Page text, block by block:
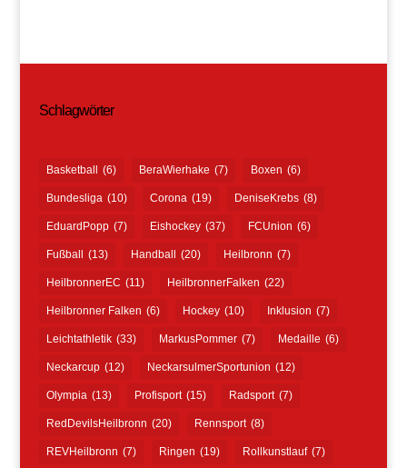
Schlagwörter
Basketball (6) BeraWierhake (7) Boxen (6)
Bundesliga (10) Corona (19) DeniseKrebs (8)
EduardPopp (7) Eishockey (37) FCUnion (6)
Fußball (13) Handball (20) Heilbronn (7)
HeilbronnerEC (11) HeilbronnerFalken (22)
Heilbronner Falken (6) Hockey (10) Inklusion (7)
Leichtathletik (33) MarkusPommer (7) Medaille (6)
Neckarcup (12) NeckarsulmerSportunion (12)
Olympia (13) Profisport (15) Radsport (7)
RedDevilsHeilbronn (20) Rennsport (8)
REVHeilbronn (7) Ringen (19) Rollkunstlauf (7)